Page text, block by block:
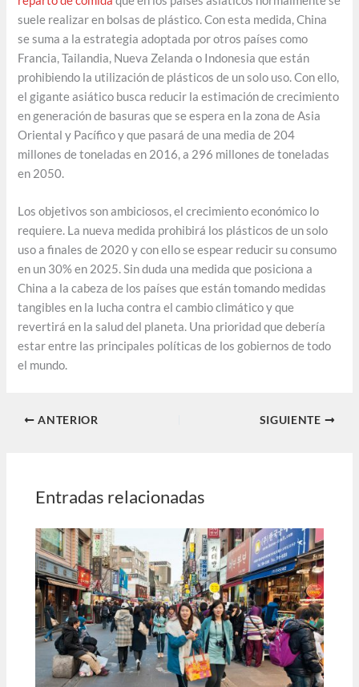
suele realizar en bolsas de plástico. Con esta medida, China
se suma a la estrategia adoptada por otros países como
Francia, Tailandia, Nueva Zelanda o Indonesia que están
prohibiendo la utilización de plásticos de un solo uso. Con ello,
el gigante asiático busca reducir la estimación de crecimiento
en generación de basuras que se espera en la zona de Asia
Oriental y Pacífico y que pasará de una media de 204
millones de toneladas en 2016, a 296 millones de toneladas
en 2050.
Los objetivos son ambiciosos, el crecimiento económico lo
requiere. La nueva medida prohibirá los plásticos de un solo
uso a finales de 2020 y con ello se espear reducir su consumo
en un 30% en 2025. Sin duda una medida que posiciona a
China a la cabeza de los países que están tomando medidas
tangibles en la lucha contra el cambio climático y que
revertirá en la salud del planeta. Una prioridad que debería
estar entre las principales políticas de los gobiernos de todo
el mundo.
ANTERIOR SIGUIENTE
Entradas relacionadas